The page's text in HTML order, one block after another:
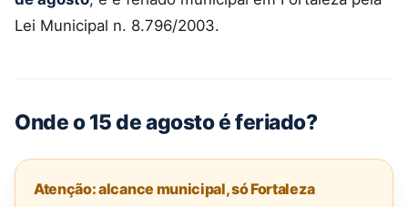
Lei Municipal n. 8.796/2003.
Onde o 15 de agosto é feriado?
Atenção: alcance municipal, só Fortaleza